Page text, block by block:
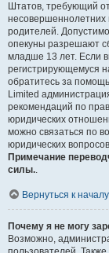
Штатов, требующий
несовершеннолетних
родителей.
опекуны разрешают
младше 13 лет. Если
регистрирующемуся
обратитесь за
Limited
рекомендаций по
юридических
можно связаться по
юридических
Примечание
силы..
Вернуться к началу
Почему я не могу
Возможно,